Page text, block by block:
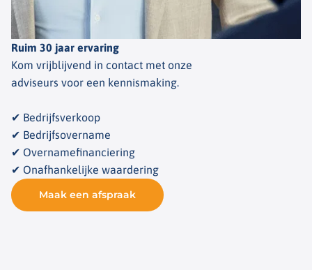
Ruim 30 jaar ervaring
Kom vrijblijvend in contact met onze
adviseurs voor een kennismaking.
✔ Bedrijfsverkoop
✔ Bedrijfsovername
✔ Overnamefinanciering
✔ Onafhankelijke waardering
Maak een afspraak